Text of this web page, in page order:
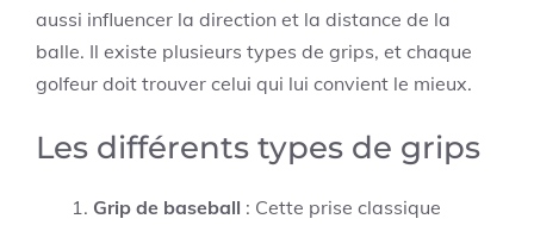
aussi influencer la direction et la distance de la
balle. Il existe plusieurs types de grips, et chaque
golfeur doit trouver celui qui lui convient le mieux.
Les différents types de grips
Grip de baseball : Cette prise classique